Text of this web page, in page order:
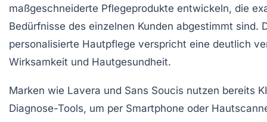
maßgeschneiderte Pflegeprodukte entwickeln, die
Bedürfnisse des einzelnen Kunden abgestimmt sind.
personalisierte Hautpflege verspricht eine deutlich
Wirksamkeit und Hautgesundheit.
Marken wie Lavera und Sans Soucis nutzen bereits
Diagnose-Tools, um per Smartphone oder